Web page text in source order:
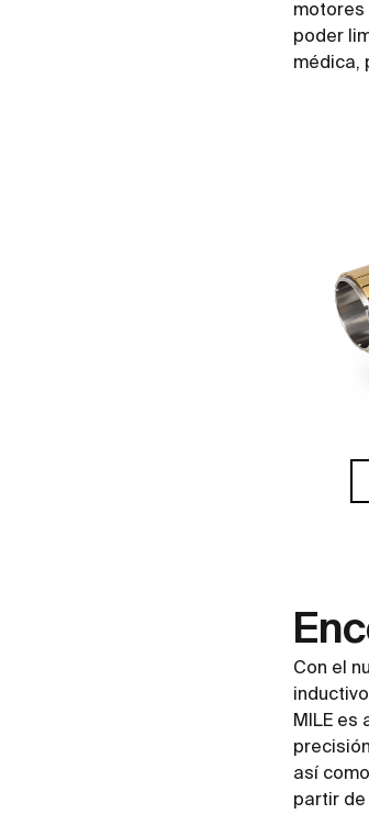
motores
poder
médica,
Con el
MILE es
así
partir